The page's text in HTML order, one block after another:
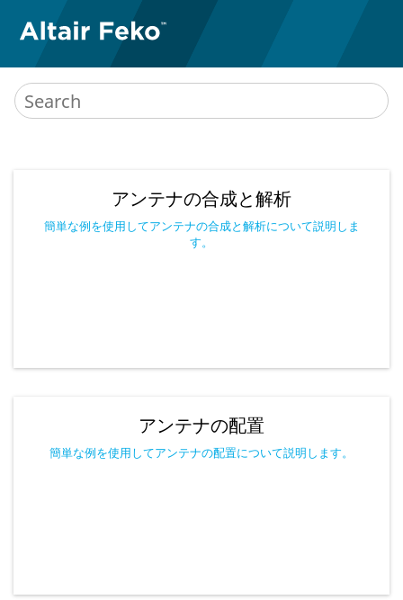
アンテナの合成と解析
簡単な例を使用してアンテナの合成と解析について説明しま
す。
アンテナの配置
簡単な例を使用してアンテナの配置について説明します。